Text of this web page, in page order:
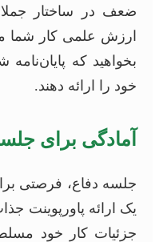
ضعف در ساختار
ارزش علمی کار شما
بخواهید که
خود را ارائه دهند.
آمادگی برای
جلسه دفاع، فرصتی
یک ارائه پاورپوینت
جزئیات کار خود